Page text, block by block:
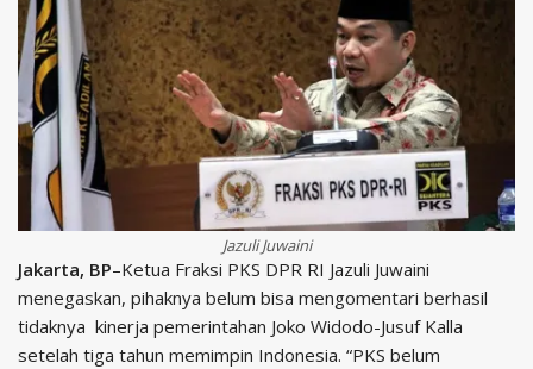
Jazuli Juwaini
Jakarta, BP–Ketua Fraksi PKS DPR RI Jazuli Juwaini
menegaskan, pihaknya belum bisa mengomentari berhasil
tidaknya kinerja pemerintahan Joko Widodo-Jusuf Kalla
setelah tiga tahun memimpin Indonesia. “PKS belum